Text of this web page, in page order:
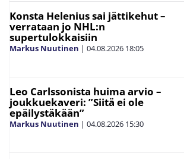
Konsta Helenius sai jättikehut –
verrataan jo NHL:n
supertulokkaisiin
Markus Nuutinen | 04.08.2026 18:05
Leo Carlssonista huima arvio –
joukkuekaveri: ”Siitä ei ole
epäilystäkään”
Markus Nuutinen | 04.08.2026 15:30